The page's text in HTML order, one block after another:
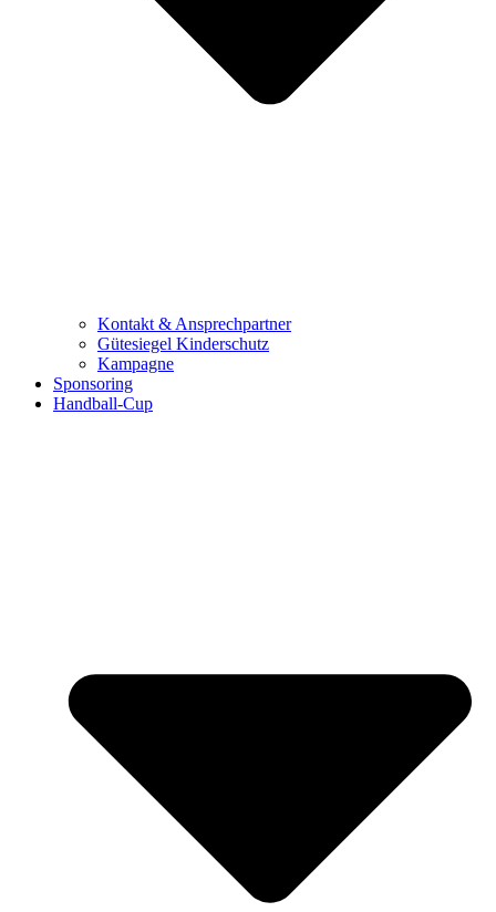
Kontakt & Ansprechpartner
Gütesiegel Kinderschutz
Kampagne
Sponsoring
Handball-Cup